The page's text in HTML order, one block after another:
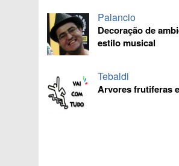
Palancio
Decoração de
estilo musical
Tebaldi
Arvores frutiferas